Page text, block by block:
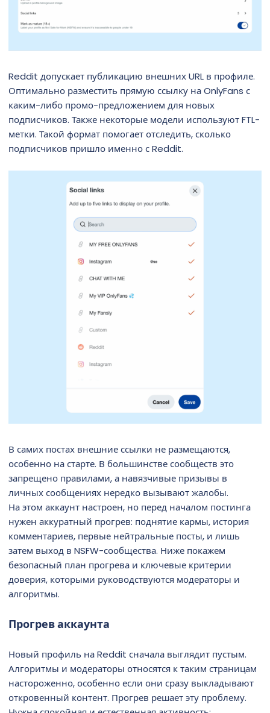
Reddit допускает публикацию внешних URL в профиле.
Оптимально разместить прямую ссылку на OnlyFans с
каким-либо промо-предложением для новых
подписчиков. Также некоторые модели используют FTL-
метки. Такой формат помогает отследить, сколько
подписчиков пришло именно с Reddit.
В самих постах внешние ссылки не размещаются,
особенно на старте. В большинстве сообществ это
запрещено правилами, а навязчивые призывы в
личных сообщениях нередко вызывают жалобы.
На этом аккаунт настроен, но перед началом постинга
нужен аккуратный прогрев: поднятие кармы, история
комментариев, первые нейтральные посты, и лишь
затем выход в NSFW-сообщества. Ниже покажем
безопасный план прогрева и ключевые критерии
доверия, которыми руководствуются модераторы и
алгоритмы.
Прогрев аккаунта
Новый профиль на Reddit сначала выглядит пустым.
Алгоритмы и модераторы относятся к таким страницам
настороженно, особенно если они сразу выкладывают
откровенный контент. Прогрев решает эту проблему.